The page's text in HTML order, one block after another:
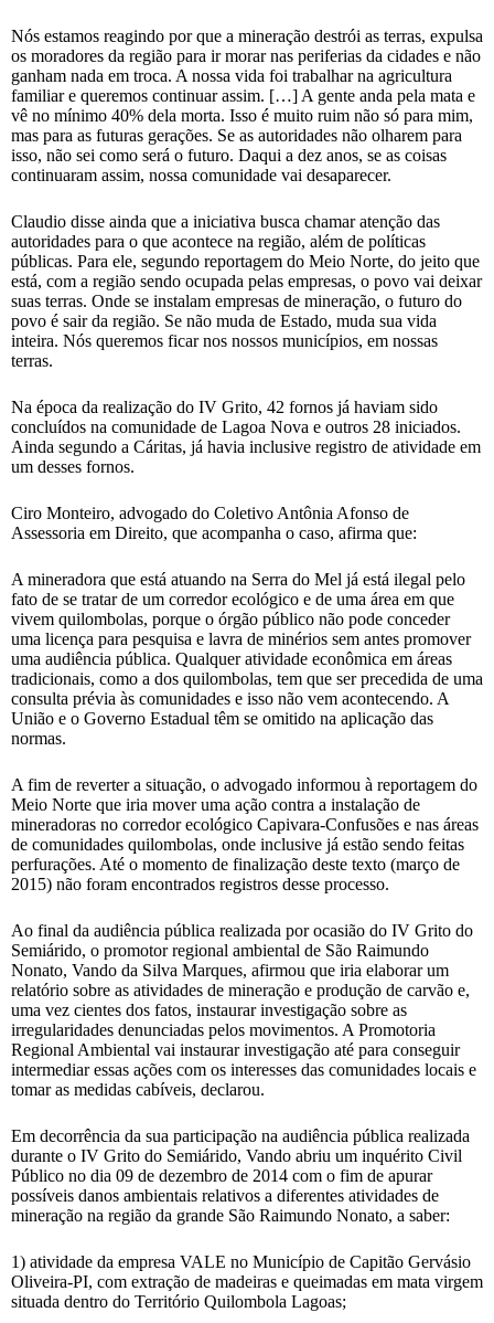
Nós estamos reagindo por que a mineração destrói as terras, expulsa
os moradores da região para ir morar nas periferias da cidades e não
ganham nada em troca. A nossa vida foi trabalhar na agricultura
familiar e queremos continuar assim. […] A gente anda pela mata e
vê no mínimo 40% dela morta. Isso é muito ruim não só para mim,
mas para as futuras gerações. Se as autoridades não olharem para
isso, não sei como será o futuro. Daqui a dez anos, se as coisas
continuaram assim, nossa comunidade vai desaparecer.
Claudio disse ainda que a iniciativa busca chamar atenção das
autoridades para o que acontece na região, além de políticas
públicas. Para ele, segundo reportagem do Meio Norte, do jeito que
está, com a região sendo ocupada pelas empresas, o povo vai deixar
suas terras. Onde se instalam empresas de mineração, o futuro do
povo é sair da região. Se não muda de Estado, muda sua vida
inteira. Nós queremos ficar nos nossos municípios, em nossas
terras.
Na época da realização do IV Grito, 42 fornos já haviam sido
concluídos na comunidade de Lagoa Nova e outros 28 iniciados.
Ainda segundo a Cáritas, já havia inclusive registro de atividade em
um desses fornos.
Ciro Monteiro, advogado do Coletivo Antônia Afonso de
Assessoria em Direito, que acompanha o caso, afirma que:
A mineradora que está atuando na Serra do Mel já está ilegal pelo
fato de se tratar de um corredor ecológico e de uma área em que
vivem quilombolas, porque o órgão público não pode conceder
uma licença para pesquisa e lavra de minérios sem antes promover
uma audiência pública. Qualquer atividade econômica em áreas
tradicionais, como a dos quilombolas, tem que ser precedida de uma
consulta prévia às comunidades e isso não vem acontecendo. A
União e o Governo Estadual têm se omitido na aplicação das
normas.
A fim de reverter a situação, o advogado informou à reportagem do
Meio Norte que iria mover uma ação contra a instalação de
mineradoras no corredor ecológico Capivara-Confusões e nas áreas
de comunidades quilombolas, onde inclusive já estão sendo feitas
perfurações. Até o momento de finalização deste texto (março de
2015) não foram encontrados registros desse processo.
Ao final da audiência pública realizada por ocasião do IV Grito do
Semiárido, o promotor regional ambiental de São Raimundo
Nonato, Vando da Silva Marques, afirmou que iria elaborar um
relatório sobre as atividades de mineração e produção de carvão e,
uma vez cientes dos fatos, instaurar investigação sobre as
irregularidades denunciadas pelos movimentos. A Promotoria
Regional Ambiental vai instaurar investigação até para conseguir
intermediar essas ações com os interesses das comunidades locais e
tomar as medidas cabíveis, declarou.
Em decorrência da sua participação na audiência pública realizada
durante o IV Grito do Semiárido, Vando abriu um inquérito Civil
Público no dia 09 de dezembro de 2014 com o fim de apurar
possíveis danos ambientais relativos a diferentes atividades de
mineração na região da grande São Raimundo Nonato, a saber:
1) atividade da empresa VALE no Município de Capitão Gervásio
Oliveira-PI, com extração de madeiras e queimadas em mata virgem
situada dentro do Território Quilombola Lagoas;